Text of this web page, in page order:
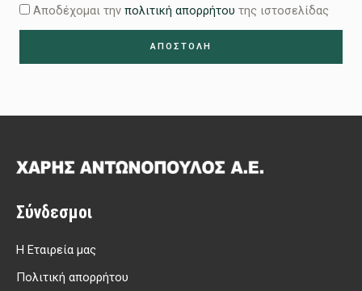
Αποδέχομαι την πολιτική απορρήτου της ιστοσελίδας
ΑΠΟΣΤΟΛΗ
Σύνδεσμοι
Η Εταιρεία μας
Πολιτική απορρήτου